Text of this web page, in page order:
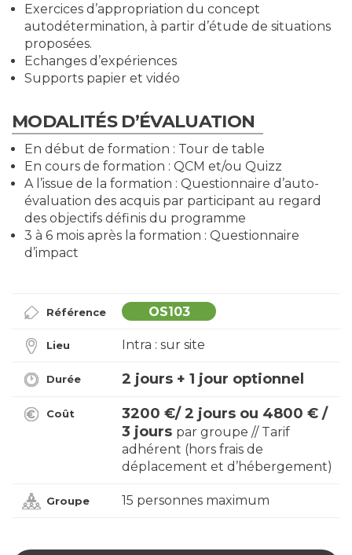
Exercices d’appropriation du concept
autodétermination, à partir d’étude de situations
proposées.
Echanges d’expériences
Supports papier et vidéo
MODALITÉS D’ÉVALUATION
En début de formation : Tour de table
En cours de formation : QCM et/ou Quizz
A l’issue de la formation : Questionnaire d’auto-
évaluation des acquis par participant au regard
des objectifs définis du programme
3 à 6 mois après la formation : Questionnaire
d’impact
Référence OS103
Lieu Intra : sur site
Durée 2 jours + 1 jour optionnel
Coût
3200 €/ 2 jours ou 4800 € /
3 jours par groupe // Tarif
adhérent (hors frais de
déplacement et d’hébergement)
Groupe 15 personnes maximum